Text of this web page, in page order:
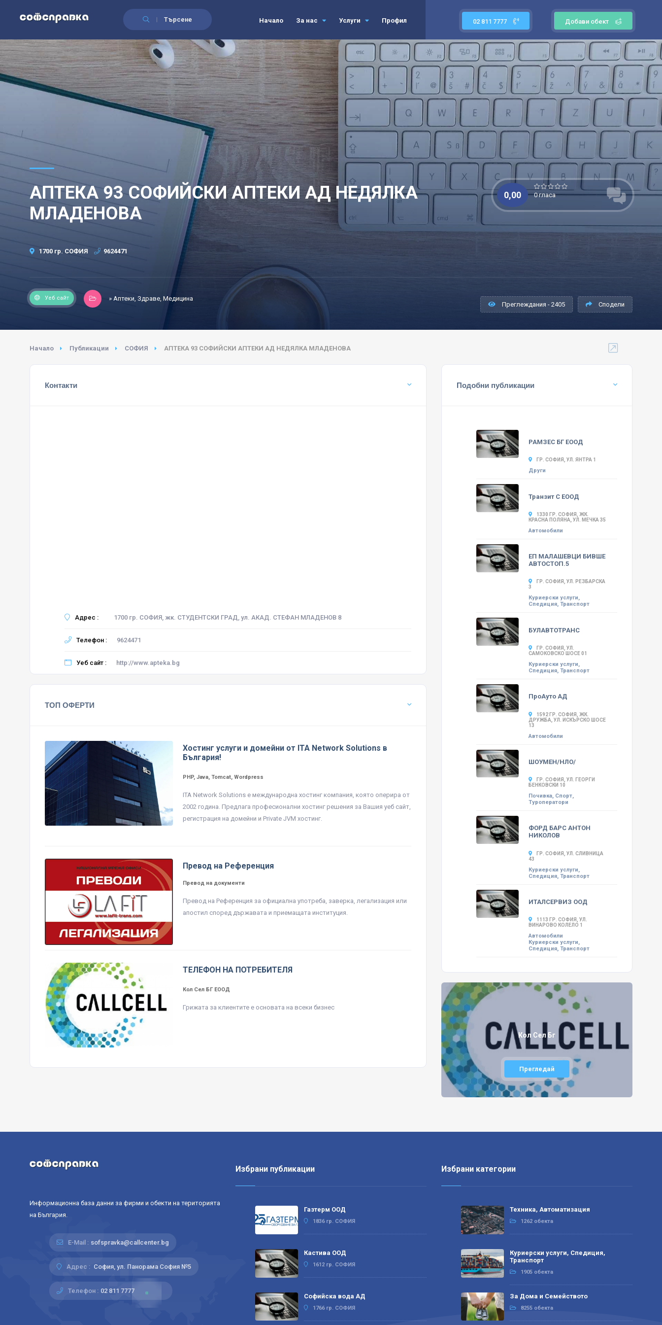
Търсене Добави обект
02 811 7777
Начало За нас Услуги Профил
АПТЕКА 93 СОФИЙСКИ АПТЕКИ АД НЕДЯЛКА
МЛАДЕНОВА
1700 гр. СОФИЯ 9624471
0,00 0 гласа
Уеб сайт
» Аптеки, Здраве, Медицина
Преглеждания - 2405
Сподели
Начало Публикации СОФИЯ АПТЕКА 93 СОФИЙСКИ АПТЕКИ АД НЕДЯЛКА МЛАДЕНОВА
Контакти
Адрес : 1700 гр. СОФИЯ, жк. СТУДЕНТСКИ ГРАД, ул. АКАД. СТЕФАН МЛАДЕНОВ 8
Телефон : 9624471
Уеб сайт : http://www.apteka.bg
ТОП ОФЕРТИ
Хостинг услуги и домейни от ITA Network Solutions в
България!
PHP, Java, Tomcat, Wordpress
ITA Network Solutions е международна хостинг компания, която оперира от
2002 година. Предлага професионални хостинг решения за Вашия уеб сайт,
регистрация на домейни и Private JVM хостинг.
Превод на Референция
Превод на документи
Превод на Референция за официална употреба, заверка, легализация или
апостил според държавата и приемащата институция.
ТЕЛЕФОН НА ПОТРЕБИТЕЛЯ
Кол Сел БГ ЕООД
Грижата за клиентите е основата на всеки бизнес
Подобни публикации
РАМЗЕС БГ ЕООД
ГР. СОФИЯ, УЛ. ЯНТРА 1
Други
Транзит С ЕООД
1330 ГР. СОФИЯ, ЖК.
КРАСНА ПОЛЯНА, УЛ. МЕЧКА 35
Автомобили
ЕП МАЛАШЕВЦИ БИВШЕ
АВТОСТОП.5
ГР. СОФИЯ, УЛ. РЕЗБАРСКА
3
Куриерски услуги,
Спедиция, Транспорт
БУЛАВТОТРАНС
ГР. СОФИЯ, УЛ.
САМОКОВСКО ШОСЕ 01
Куриерски услуги,
Спедиция, Транспорт
ПроАуто АД
1592 ГР. СОФИЯ, ЖК.
ДРУЖБА, УЛ. ИСКЪРСКО ШОСЕ
13
Автомобили
ШОУМЕН/НЛО/
ГР. СОФИЯ, УЛ. ГЕОРГИ
БЕНКОВСКИ 10
Почивка, Спорт,
Туроператори
ФОРД БАРС АНТОН
НИКОЛОВ
ГР. СОФИЯ, УЛ. СЛИВНИЦА
43
Куриерски услуги,
Спедиция, Транспорт
ИТАЛСЕРВИЗ ООД
1113 ГР. СОФИЯ, УЛ.
ВИНАРОВО КОЛЕЛО 1
Автомобили
Куриерски услуги,
Спедиция, Транспорт
Кол Сел Бг
Прегледай
Информационна база данни за фирми и обекти на територията
на България.
E-Mail : sofspravka@callcenter.bg
Адрес : София, ул. Панорама София №5
Телефон : 02 811 7777
Избрани публикации
Газтерм ООД
1836 гр. СОФИЯ
Кастива ООД
1612 гр. СОФИЯ
Софийска вода АД
1766 гр. СОФИЯ
Избрани категории
Техника, Автоматизация
1262 обекта
Куриерски услуги, Спедиция,
Транспорт
1905 обекта
За Дома и Семейството
8255 обекта